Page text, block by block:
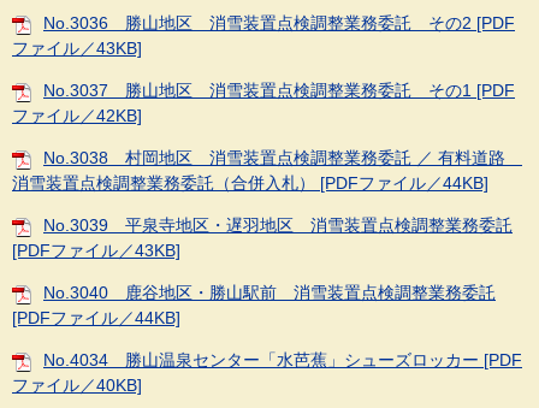
No.3036 勝山地区 消雪装置点検調整業務委託 その2 [PDF
ファイル／43KB]
No.3037 勝山地区 消雪装置点検調整業務委託 その1 [PDF
ファイル／42KB]
No.3038 村岡地区 消雪装置点検調整業務委託 ／ 有料道路
消雪装置点検調整業務委託（合併入札） [PDFファイル／44KB]
No.3039 平泉寺地区・遅羽地区 消雪装置点検調整業務委託
[PDFファイル／43KB]
No.3040 鹿谷地区・勝山駅前 消雪装置点検調整業務委託
[PDFファイル／44KB]
No.4034 勝山温泉センター「水芭蕉」シューズロッカー [PDF
ファイル／40KB]